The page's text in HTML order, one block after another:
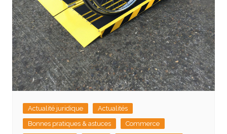
Actualité juridique
Actualités
Bonnes pratiques & astuces
Commerce